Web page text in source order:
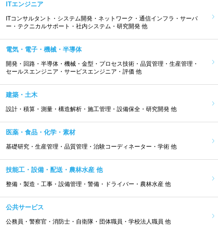
ITエンジニア
ITコンサルタント・システム開発・ネットワーク・通信インフラ・サーバ
ー・テクニカルサポート・社内システム・研究開発 他
電気・電子・機械・半導体
開発・回路・半導体・機械・金型・プロセス技術・品質管理・生産管理・
セールスエンジニア・サービスエンジニア・評価 他
建築・土木
設計・積算・測量・構造解析・施工管理・設備保全・研究開発 他
医薬・食品・化学・素材
基礎研究・生産管理・品質管理・治験コーディネーター・学術 他
技能工・設備・配送・農林水産 他
整備・製造・工事・設備管理・警備・ドライバー・農林水産 他
公共サービス
公務員・警察官・消防士・自衛隊・団体職員・学校法人職員 他